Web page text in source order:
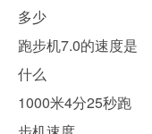
多少
跑步机7.0的速度是
什么
1000米4分25秒跑